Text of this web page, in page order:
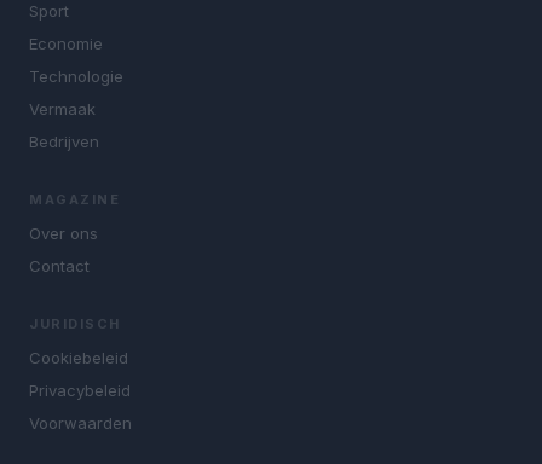
Sport
Economie
Technologie
Vermaak
Bedrijven
MAGAZINE
Over ons
Contact
JURIDISCH
Cookiebeleid
Privacybeleid
Voorwaarden